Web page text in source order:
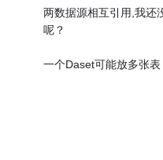
两数据源相互引用,我还
呢？
一个Daset可能放多张表